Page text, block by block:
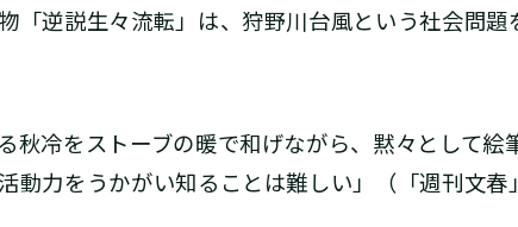
「逆説生々流転」は、狩野川台風という社会問題
秋冷をストーブの暖で和げながら、黙々として絵
動力をうかがい知ることは難しい」（「週刊文春